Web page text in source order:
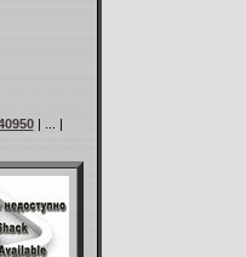
| ... |